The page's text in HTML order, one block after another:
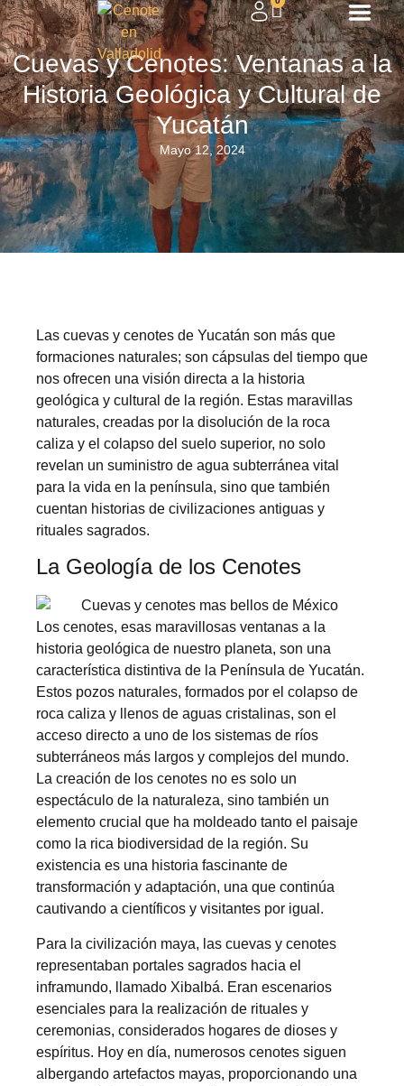
Cuevas y Cenotes: Ventanas a la
Historia Geológica y Cultural de
Yucatán
Mayo 12, 2024
Las cuevas y cenotes de Yucatán son más que
formaciones naturales; son cápsulas del tiempo que
nos ofrecen una visión directa a la historia
geológica y cultural de la región. Estas maravillas
naturales, creadas por la disolución de la roca
caliza y el colapso del suelo superior, no solo
revelan un suministro de agua subterránea vital
para la vida en la península, sino que también
cuentan historias de civilizaciones antiguas y
rituales sagrados.
La Geología de los Cenotes
Los cenotes, esas maravillosas ventanas a la
historia geológica de nuestro planeta, son una
característica distintiva de la Península de Yucatán.
Estos pozos naturales, formados por el colapso de
roca caliza y llenos de aguas cristalinas, son el
acceso directo a uno de los sistemas de ríos
subterráneos más largos y complejos del mundo.
La creación de los cenotes no es solo un
espectáculo de la naturaleza, sino también un
elemento crucial que ha moldeado tanto el paisaje
como la rica biodiversidad de la región. Su
existencia es una historia fascinante de
transformación y adaptación, una que continúa
cautivando a científicos y visitantes por igual.
Para la civilización maya, las cuevas y cenotes
representaban portales sagrados hacia el
inframundo, llamado Xibalbá. Eran escenarios
esenciales para la realización de rituales y
ceremonias, considerados hogares de dioses y
espíritus. Hoy en día, numerosos cenotes siguen
albergando artefactos mayas, proporcionando una